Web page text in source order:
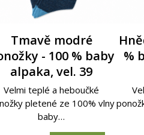
Tmavě modré
- 100 % baby
alpaka, vel. 39
Velmi teplé a heboučké
pletené ze 100% vlny
baby…
%
ponožky -
% baby alpaka,
vel. 42
Velmi teplé a heboučké
pletené ze 100% vlny
baby…
Červené dlouhé
– vel. 36-38
ponožky s vlnou z alpaky
univerzální velikosti 36-38.…
v